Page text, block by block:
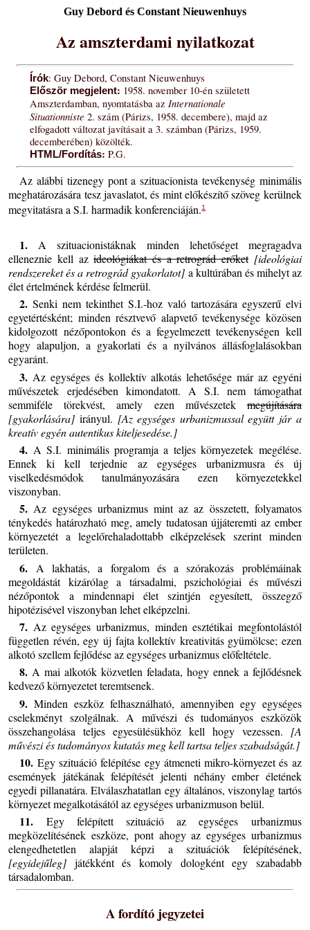
Guy Debord és Constant Nieuwenhuys
Az amszterdami nyilatkozat
Írók: Guy Debord, Constant Nieuwenhuys
Először megjelent: 1958. november 10-én született
Amszterdamban, nyomtatásba az Internationale
Situationniste 2. szám (Párizs, 1958. decembere), majd az
elfogadott változat javításait a 3. számban (Párizs, 1959.
decemberében) közölték.
HTML/Fordítás: P.G.
Az alábbi tizenegy pont a szituacionista tevékenység minimális
meghatározására tesz javaslatot, és mint előkészítő szöveg kerülnek
megvitatásra a S.I. harmadik konferenciáján.1
1. A szituacionistáknak minden lehetőséget megragadva
elleneznie kell azideológiákat és a retrográd erőket [ideológiai
rendszereket és a retrográd gyakorlatot] a kultúrában és mihelyt az
élet értelmének kérdése felmerül.
2. Senki nem tekinthet S.I.-hoz való tartozására egyszerű elvi
egyetértésként; minden résztvevő alapvető tevékenysége közösen
kidolgozott nézőpontokon és a fegyelmezett tevékenységen kell
hogy alapuljon, a gyakorlati és a nyilvános állásfoglalásokban
egyaránt.
3. Az egységes és kollektív alkotás lehetősége már az egyéni
művészetek erjedésében kimondatott. A S.I. nem támogathat
semmiféle törekvést, amely ezen művészetekmegújítására
[gyakorlására] irányul. [Az egységes urbanizmussal együtt jár a
kreatív egyén autentikus kiteljesedése.]
4. A S.I. minimális programja a teljes környezetek megélése.
Ennek ki kell terjednie az egységes urbanizmusra és új
viselkedésmódok tanulmányozására ezen környezetekkel
viszonyban.
5. Az egységes urbanizmus mint az az összetett, folyamatos
ténykedés határozható meg, amely tudatosan újjáteremti az ember
környezetét a legelőrehaladottabb elképzelések szerint minden
területen.
6. A lakhatás, a forgalom és a szórakozás problémáinak
megoldástát kizárólag a társadalmi, pszichológiai és művészi
nézőpontok a mindennapi élet szintjén egyesített, összegző
hipotézisével viszonyban lehet elképzelni.
7. Az egységes urbanizmus, minden esztétikai megfontolástól
független révén, egy új fajta kollektív kreativitás gyümölcse; ezen
alkotó szellem fejlődése az egységes urbanizmus előfeltétele.
8. A mai alkotók közvetlen feladata, hogy ennek a fejlődésnek
kedvező környezetet teremtsenek.
9. Minden eszköz felhasználható, amennyiben egy egységes
cselekményt szolgálnak. A művészi és tudományos eszközök
összehangolása teljes egyesülésükhöz kell hogy vezessen. [A
művészi és tudományos kutatás meg kell tartsa teljes szabadságát.]
10. Egy szituáció felépítése egy átmeneti mikro-környezet és az
események játékának felépítését jelenti néhány ember életének
egyedi pillanatára. Elválaszhatatlan egy általános, viszonylag tartós
környezet megalkotásától az egységes urbanizmuson belül.
11. Egy felépített szituáció az egységes urbanizmus
megközelítésének eszköze, pont ahogy az egységes urbanizmus
elengedhetetlen alapját képzi a szituációk felépítésének,
[egyidejűleg] játékként és komoly dologként egy szabadabb
társadalomban.
A fordító jegyzetei